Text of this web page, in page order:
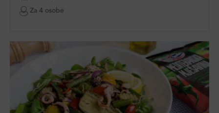
Za 4 osobe